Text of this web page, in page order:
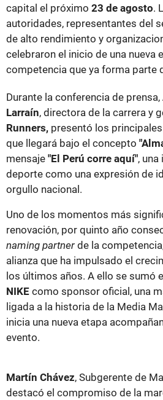
capital el próximo 23 de agosto.
autoridades, representantes del
de alto rendimiento y
celebraron el inicio de una nueva
competencia que ya forma parte
Durante la conferencia de prensa,
Larraín, directora de la carrera y
Runners, presentó los
que llegará bajo el concepto
mensaje "El Perú corre aquí", una
deporte como una expresión de
orgullo nacional.
Uno de los momentos más
renovación, por quinto año
naming partner de la
alianza que ha impulsado el
los últimos años. A ello se sumó
NIKE como sponsor oficial, una
ligada a la historia de la Media
inicia una nueva etapa
evento.
Martín Chávez, Subgerente de
destacó el compromiso de la